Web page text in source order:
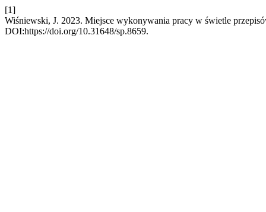
[1]
Wiśniewski, J. 2023. Miejsce wykonywania pracy w świetle
DOI:https://doi.org/10.31648/sp.8659.